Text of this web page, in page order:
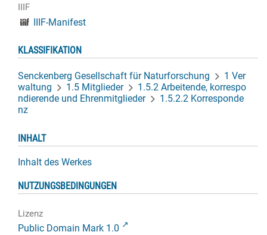
IIIF
IIIF-Manifest
KLASSIFIKATION
Senckenberg Gesellschaft für Naturforschung
1 Ver
waltung
1.5 Mitglieder
1.5.2 Arbeitende, korrespo
ndierende und Ehrenmitglieder
1.5.2.2 Korresponde
nz
INHALT
Inhalt des Werkes
NUTZUNGSBEDINGUNGEN
Lizenz
Public Domain Mark 1.0